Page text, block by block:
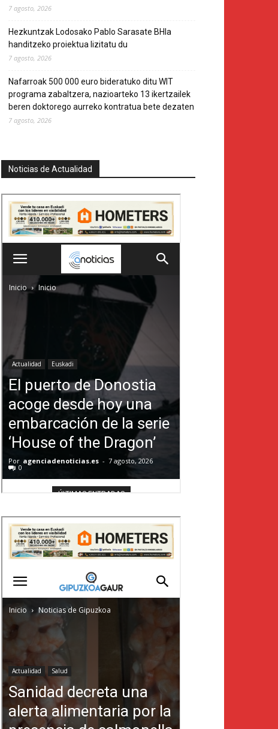
7 agosto, 2026
Hezkuntzak Lodosako Pablo Sarasate BHIa
handitzeko proiektua lizitatu du
7 agosto, 2026
Nafarroak 500 000 euro bideratuko ditu WIT
programa zabaltzera, nazioarteko 13 ikertzailek
beren doktorego aurreko kontratua bete dezaten
7 agosto, 2026
Noticias de Actualidad